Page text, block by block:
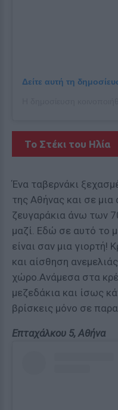
Δείτε αυτή τη
To Στέκι του Ηλία
Ένα ταβερνάκι
της Αθήνας και σε μια
ζευγαράκια άνω των
μαζί. Εδώ σε αυτό το
είναι σαν μια γιορτή!
και αίσθηση
χώρο.Ανάμεσα στα
μεζεδάκια και ίσως
βρίσκεις μόνο σε
Επταχάλκου 5, Αθήνα